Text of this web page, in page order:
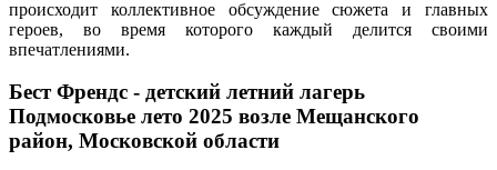
происходит коллективное обсуждение сюжета и главных
героев, во время которого каждый делится своими
впечатлениями.
Бест Френдс - детский летний лагерь
Подмосковье лето 2025 возле Мещанского
район, Московской области